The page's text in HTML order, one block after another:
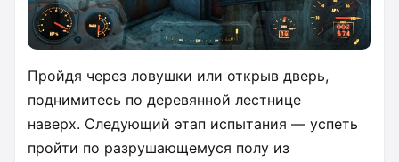
Пройдя через ловушки или открыв дверь,
поднимитесь по деревянной лестнице
наверх. Следующий этап испытания — успеть
пройти по разрушающемуся полу из